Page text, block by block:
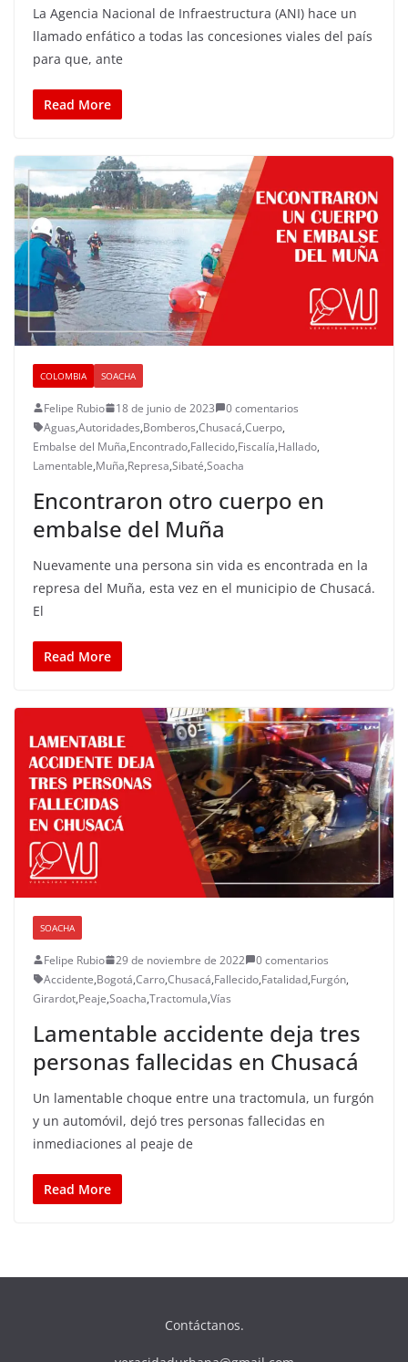
La Agencia Nacional de Infraestructura (ANI) hace un
llamado enfático a todas las concesiones viales del país
para que, ante
Read More
COLOMBIA SOACHA
Felipe Rubio 18 de junio de 2023
0 comentarios
Aguas,Autoridades,Bomberos,Chusacá,Cuerpo,
Embalse del Muña,Encontrado,Fallecido,Fiscalía,Hallado,
Lamentable,Muña,Represa,Sibaté,Soacha
Encontraron otro cuerpo en
embalse del Muña
Nuevamente una persona sin vida es encontrada en la
represa del Muña, esta vez en el municipio de Chusacá.
El
Read More
SOACHA
Felipe Rubio 29 de noviembre de 2022
0 comentarios
Accidente,Bogotá,Carro,Chusacá,Fallecido,Fatalidad,Furgón,
Girardot,Peaje,Soacha,Tractomula,Vías
Lamentable accidente deja tres
personas fallecidas en Chusacá
Un lamentable choque entre una tractomula, un furgón
y un automóvil, dejó tres personas fallecidas en
inmediaciones al peaje de
Read More
Contáctanos.